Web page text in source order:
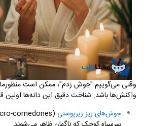
وقتی می‌گوییم "جوش زدم"، ممکن است
واکنش‌ها باشد. شناخت دقیق این دانه‌ها اولین
جوش‌های ریز زیرپوستی (
comedones